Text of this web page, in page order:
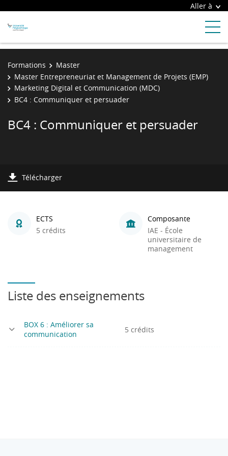
Aller à
Formations
Master
Master Entrepreneuriat et Management de Projets (EMP)
Marketing Digital et Communication (MDC)
BC4 : Communiquer et persuader
BC4 : Communiquer et persuader
Télécharger
ECTS
5 crédits
Composante
IAE - École
universitaire de
management
Liste des enseignements
BOX 6 : Améliorer sa
communication
5 crédits